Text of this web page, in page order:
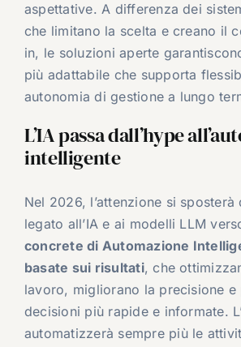
aspettative. A differenza dei
che limitano la scelta e creano il
in, le soluzioni aperte
più adattabile che supporta
autonomia di gestione a lungo
L’IA passa dall’hype
intelligente
Nel 2026, l’attenzione si
legato all’IA e ai modelli LLM
concrete di Automazione
basate sui risultati, che
lavoro, migliorano la precisione e
decisioni più rapide e informate.
automatizzerà sempre più le